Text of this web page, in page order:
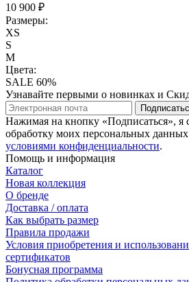
10 900 ₽
Размеры:
XS
S
M
Цвета:
SALE 60%
Узнавайте первыми о новинках и
Нажимая на кнопку «Подписаться», я
обработку моих персональных
условиями конфиденциальности.
Помощь и информация
Каталог
Новая коллекция
О бренде
Доставка / оплата
Как выбрать размер
Правила продажи
Условия приобретения и
сертификатов
Бонусная программа